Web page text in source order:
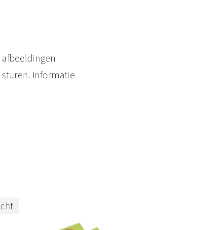
Informatie